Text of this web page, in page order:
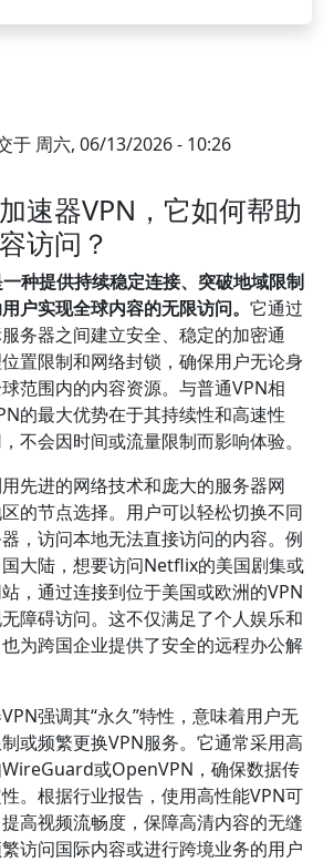
于 周六, 06/13/2026 - 10:26
速器VPN，它如何帮助
访问？
种提供持续稳定连接、突破地域限制
户实现全球内容的无限访问。 它通过
务器之间建立安全、稳定的加密通
置限制和网络封锁，确保用户无论身
范围内的内容资源。与普通VPN相
的最大优势在于其持续性和高速性
不会因时间或流量限制而影响体验。
先进的网络技术和庞大的服务器网
的节点选择。用户可以轻松切换不同
，访问本地无法直接访问的内容。例
大陆，想要访问Netflix的美国剧集或
，通过连接到位于美国或欧洲的VPN
障碍访问。这不仅满足了个人娱乐和
为跨国企业提供了安全的远程办公解
强调其“永久”特性，意味着用户无
或频繁更换VPN服务。它通常采用高
或OpenVPN，确保数据传
。根据行业报告，使用高性能VPN可
高视频流畅度，保障高清内容的无缝
访问国际内容或进行跨境业务的用户